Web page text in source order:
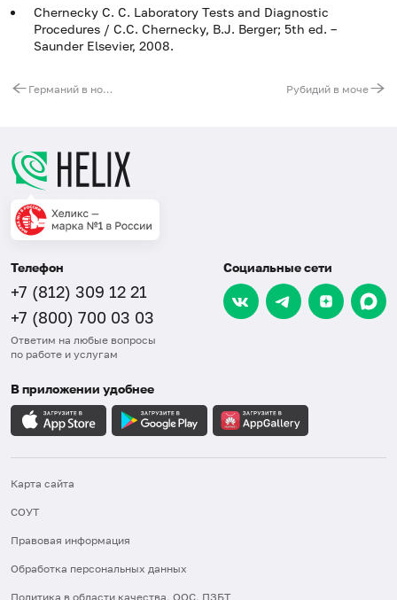
Chernecky C. C. Laboratory Tests and Diagnostic
Procedures / С.С. Chernecky, В.J. Berger; 5th ed. –
Saunder Elsevier, 2008.
Германий в ногтях Рубидий в моче
Телефон
+7 (812) 309 12 21
+7 (800) 700 03 03
Ответим на любые вопросы
по работе и услугам
Социальные сети
В приложении удобнее
Карта сайта
СОУТ
Правовая информация
Обработка персональных данных
Политика в области качества, ООС, ПЗБТ